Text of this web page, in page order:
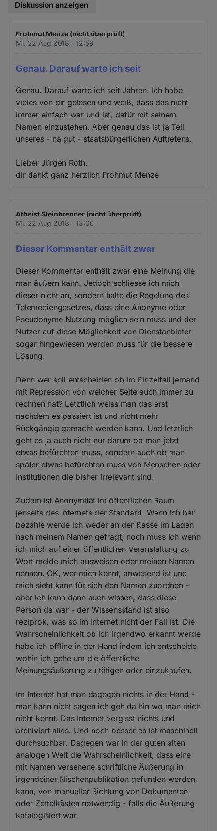
Diskussion anzeigen
Frohmut Menze (nicht überprüft)
Mi. 22 Aug 2018 - 12:59
Genau. Darauf warte ich seit
Genau. Darauf warte ich seit Jahren. Ich habe
vieles von dir gelesen und weiß, dass das nicht
immer einfach war und ist, dafür mit seinem
Namen einzustehen. Aber genau das ist ja Teil
unseres - na gut - staatsbürgerlichen Auftretens.
Lieber Jürgen Roth,
dir dankt ganz herzlich Frohmut Menze
Atheist Steinbrenner (nicht überprüft)
Mi. 22 Aug 2018 - 13:00
Dieser Kommentar enthält zwar
Dieser Kommentar enthält zwar eine Meinung die
man äußern kann. Jedoch schliesse ich mich
dieser nicht an, sondern halte die Regelung des
Telemediengesetzes, dass eine Anonyme oder
Pseudonyme Nutzung möglich sein muss und der
Nutzer auf diese Möglichkeit von Dienstanbieter
sogar hingewiesen werden muss für die bessere
Lösung.
Denn wer soll entscheiden ob im Einzelfall jemand
mit Repression von welcher Seite auch immer zu
rechnen hat? Letztlich weiss man das erst
nachdem es passiert ist und nicht mehr
Rückgängig gemacht werden kann. Und letztlich
geht es ja auch nicht nur darum ob man jetzt
etwas befürchten muss, sondern auch ob man
später etwas befürchten muss von Menschen oder
Institutionen die bisher irrelevant sind.
Zudem ist Anonymität im öffentlichen Raum
jenseits des Internets der Standard. Wenn ich bar
bezahle werde ich weder an der Kasse im Laden
nach meinem Namen gefragt, noch muss ich wenn
ich mich auf einer öffentlichen Veranstaltung zu
Wort melde mich ausweisen oder meinen Namen
nennen. OK, wer mich kennt, anwesend ist und
mich sieht kann für sich den Namen zuordnen -
aber ich kann dann auch wissen, dass diese
Person da war - der Wissensstand ist also
reziprok, was so im Internet nicht der Fall ist. Die
Wahrscheinlichkeit ob ich irgendwo erkannt werde
habe ich offline in der Hand indem ich entscheide
wohin ich gehe um die öffentliche
Meinungsäußerung zu tätigen oder einzukaufen.
Im Internet hat man dagegen nichts in der Hand -
man kann nicht sagen ich geh da hin wo man mich
nicht kennt. Das Internet vergisst nichts und
archiviert alles. Und noch besser es ist maschinell
durchsuchbar. Dagegen war in der guten alten
analogen Welt die Wahrscheinlichkeit, dass eine
mit Namen versehene schriftliche Äußerung in
irgendeiner Nischenpublikation gefunden werden
kann, von manueller Sichtung von Dokumenten
oder Zettelkästen notwendig - falls die Äußerung
katalogisiert war.